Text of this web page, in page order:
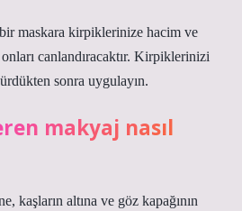
maskara kirpiklerinize hacim ve
canlandıracaktır. Kirpiklerinizi
sonra uygulayın.
makyaj nasıl
kaşların altına ve göz kapağının